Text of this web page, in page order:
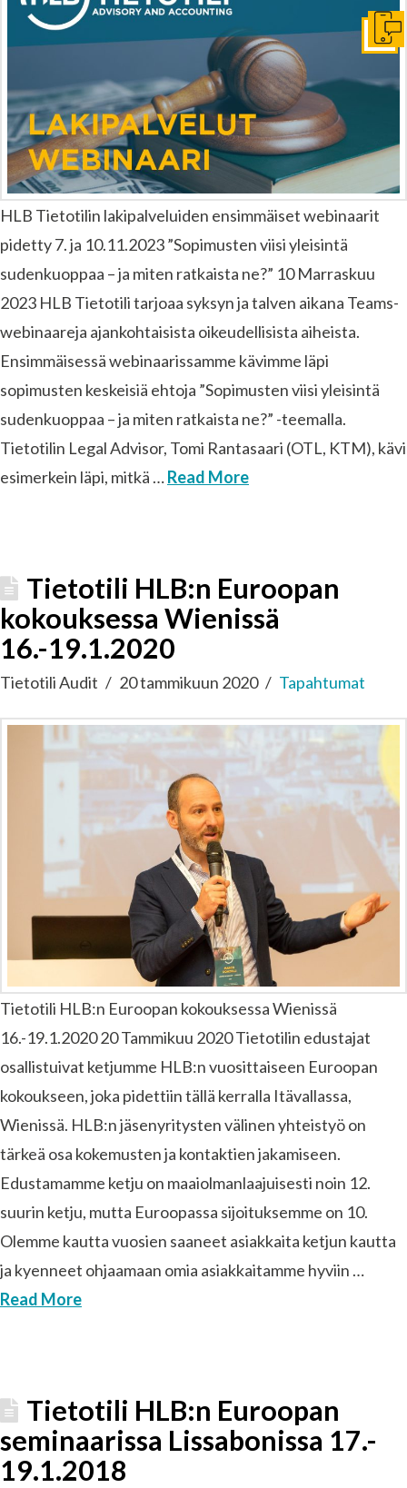
HLB Tietotilin lakipalveluiden ensimmäiset webinaarit
pidetty 7. ja 10.11.2023 ”Sopimusten viisi yleisintä
sudenkuoppaa – ja miten ratkaista ne?” 10 Marraskuu
2023 HLB Tietotili tarjoaa syksyn ja talven aikana Teams-
webinaareja ajankohtaisista oikeudellisista aiheista.
Ensimmäisessä webinaarissamme kävimme läpi
sopimusten keskeisiä ehtoja ”Sopimusten viisi yleisintä
sudenkuoppaa – ja miten ratkaista ne?” -teemalla.
Tietotilin Legal Advisor, Tomi Rantasaari (OTL, KTM), kävi
esimerkein läpi, mitkä …Read More
Tietotili HLB:n Euroopan
kokouksessa Wienissä
16.-19.1.2020
Tietotili Audit 20 tammikuun 2020 Tapahtumat
Tietotili HLB:n Euroopan kokouksessa Wienissä
16.-19.1.2020 20 Tammikuu 2020 Tietotilin edustajat
osallistuivat ketjumme HLB:n vuosittaiseen Euroopan
kokoukseen, joka pidettiin tällä kerralla Itävallassa,
Wienissä. HLB:n jäsenyritysten välinen yhteistyö on
tärkeä osa kokemusten ja kontaktien jakamiseen.
Edustamamme ketju on maaiolmanlaajuisesti noin 12.
suurin ketju, mutta Euroopassa sijoituksemme on 10.
Olemme kautta vuosien saaneet asiakkaita ketjun kautta
ja kyenneet ohjaamaan omia asiakkaitamme hyviin …
Read More
Tietotili HLB:n Euroopan
seminaarissa Lissabonissa 17.-
19.1.2018
Ota